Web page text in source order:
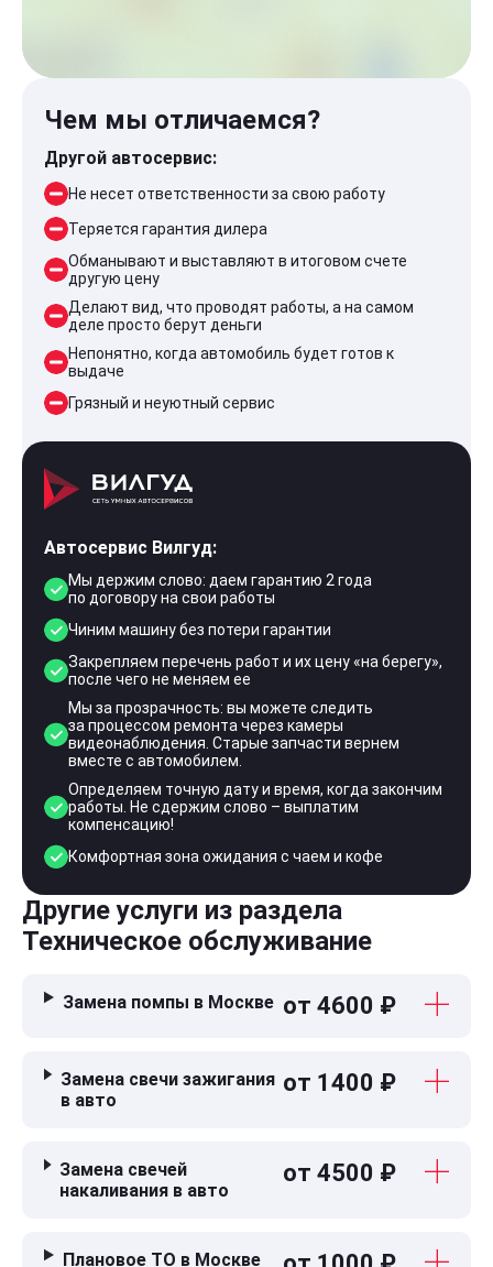
Чем мы отличаемся?
Другой автосервис:
Не несет ответственности за свою работу
Теряется гарантия дилера
Обманывают и выставляют в итоговом счете
другую цену
Делают вид, что проводят работы, а на самом
деле просто берут деньги
Непонятно, когда автомобиль будет готов к
выдаче
Грязный и неуютный сервис
Автосервис Вилгуд:
Мы держим слово: даем гарантию 2 года
по договору на свои работы
Чиним машину без потери гарантии
Закрепляем перечень работ и их цену «на берегу»,
после чего не меняем ее
Мы за прозрачность: вы можете следить
за процессом ремонта через камеры
видеонаблюдения. Старые запчасти вернем
вместе с автомобилем.
Определяем точную дату и время, когда закончим
работы. Не сдержим слово – выплатим
компенсацию!
Комфортная зона ожидания с чаем и кофе
Другие услуги из раздела
Техническое обслуживание
Замена помпы в Москве от 4600 ₽
Замена свечи зажигания
в авто
от 1400 ₽
Замена свечей
накаливания в авто
от 4500 ₽
Плановое ТО в Москве